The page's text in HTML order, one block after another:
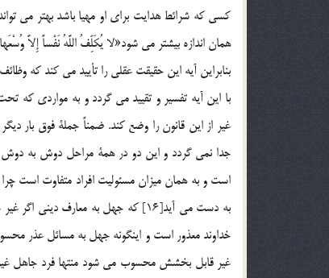
كسي كه شرائط هدايت براي او مهيا باشد بهتر مي
همان اندازه بيشتر مي شود«لا يُكَلِّفُ اللَّهُ نَفْساً إِلاَّ وُسْعَها»[13] يعني خداوند هيچ كس را جز به اندازه توانائي اش تكليف
بنابراين آيه اين حقيقت عقلي را تأييد مي كند كه
با اين آيه تفسير و تقييد مي گردد و به مواردي كه
غير از اين قانون را وضع كند. ضمناً جملة فوق بار
به دست مي آيد[16] كه جهل به معارف
خداوند معذور است و اينگونه جهل به مسائل عذر
غير قابل بخشش محسوب مي شود منتها فرد جاهل